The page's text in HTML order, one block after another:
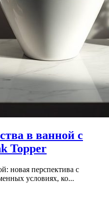
в ванной с
Topper
новая перспектива с
условиях, ко...